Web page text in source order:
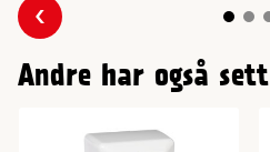
Forrige
Andre har også sett